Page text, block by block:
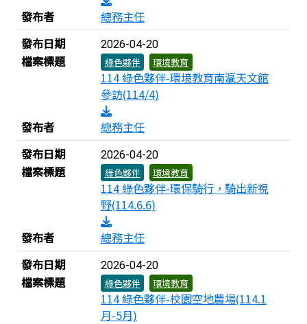
發布者
總務主任
發布日期
2026-04-20
檔案標題 綠色夥伴 環境教育
114 綠色夥伴-環境教育南瀛天文館
參訪(114/4)
發布者
總務主任
發布日期
2026-04-20
檔案標題 綠色夥伴 環境教育
114 綠色夥伴-環保騎行，騎出新視
野(114.6.6)
發布者
總務主任
發布日期
2026-04-20
檔案標題 綠色夥伴 環境教育
114 綠色夥伴-校園空地農場(114.1
月-5月)